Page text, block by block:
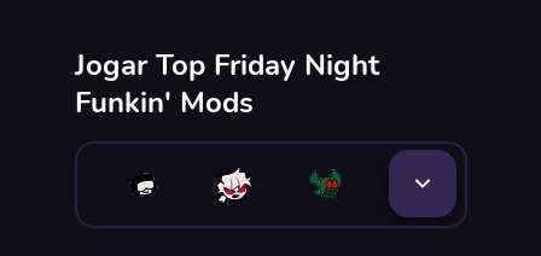
Jogar Top Friday Night
Funkin' Mods